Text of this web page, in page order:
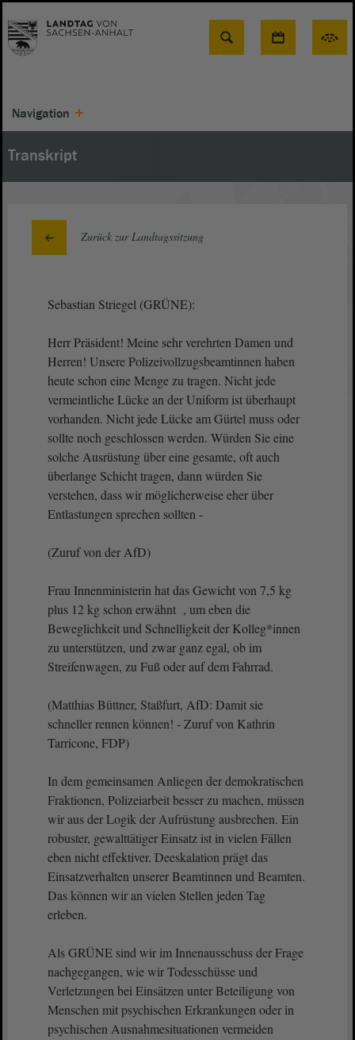
Suche
Navigation
Transkript
Zurück zur Landtagssitzung
Sebastian Striegel (GRÜNE):
Herr Präsident! Meine sehr verehrten Damen und
Herren! Unsere Polizeivollzugsbeamtinnen haben
heute schon eine Menge zu tragen. Nicht jede
vermeintliche Lücke an der Uniform ist überhaupt
vorhanden. Nicht jede Lücke am Gürtel muss oder
sollte noch geschlossen werden. Würden Sie eine
solche Ausrüstung über eine gesamte, oft auch
überlange Schicht tragen, dann würden Sie
verstehen, dass wir möglicherweise eher über
Entlastungen sprechen sollten -
(Zuruf von der AfD)
Frau Innenministerin hat das Gewicht von 7,5 kg
plus 12 kg schon erwähnt , um eben die
Beweglichkeit und Schnelligkeit der Kolleg*innen
zu unterstützen, und zwar ganz egal, ob im
Streifenwagen, zu Fuß oder auf dem Fahrrad.
(Matthias Büttner, Staßfurt, AfD: Damit sie
schneller rennen können! - Zuruf von Kathrin
Tarricone, FDP)
In dem gemeinsamen Anliegen der demokratischen
Fraktionen, Polizeiarbeit besser zu machen, müssen
wir aus der Logik der Aufrüstung ausbrechen. Ein
robuster, gewalttätiger Einsatz ist in vielen Fällen
eben nicht effektiver. Deeskalation prägt das
Einsatzverhalten unserer Beamtinnen und Beamten.
Das können wir an vielen Stellen jeden Tag
erleben.
Als GRÜNE sind wir im Innenausschuss der Frage
nachgegangen, wie wir Todesschüsse und
Verletzungen bei Einsätzen unter Beteiligung von
Menschen mit psychischen Erkrankungen oder in
psychischen Ausnahmesituationen vermeiden